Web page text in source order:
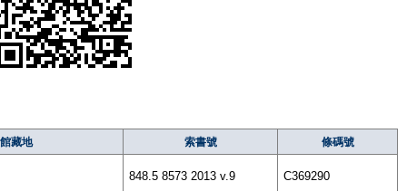
館藏地 索書號 條碼號
848.5 8573 2013 v.9 C369290